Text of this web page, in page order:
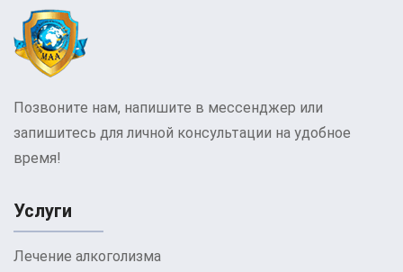
Позвоните нам, напишите в мессенджер или
запишитесь для личной консультации на удобное
время!
Услуги
Лечение алкоголизма